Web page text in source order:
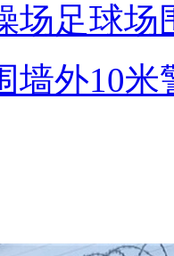
场足球场
墙外10